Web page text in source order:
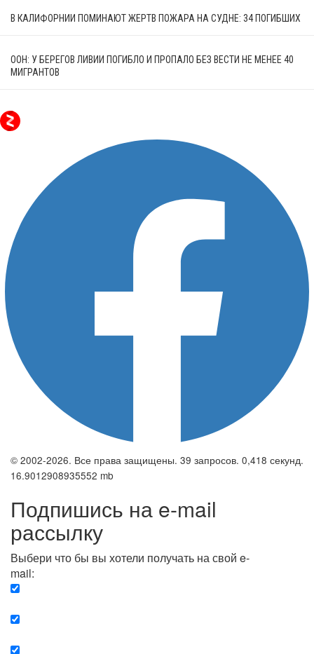
В КАЛИФОРНИИ ПОМИНАЮТ ЖЕРТВ ПОЖАРА НА СУДНЕ: 34 ПОГИБШИХ
ООН: У БЕРЕГОВ ЛИВИИ ПОГИБЛО И ПРОПАЛО БЕЗ ВЕСТИ НЕ МЕНЕЕ 40
МИГРАНТОВ
© 2002-2026. Все права защищены. 39 запросов. 0,418 секунд.
16.9012908935552 mb
Подпишись на e-mail
рассылку
Выбери что бы вы хотели получать на свой e-
mail: